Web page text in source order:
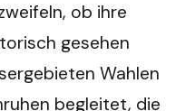
ob ihre
gesehen
Wahlen
begleitet, die